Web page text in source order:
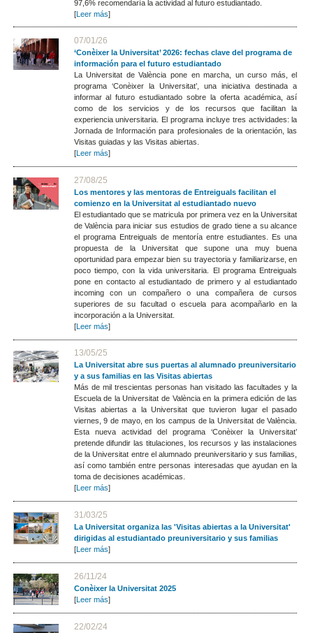
97,6% recomendaría la actividad al futuro estudiantado.
[Leer más]
07/01/26
‘Conèixer la Universitat’ 2026: fechas clave del programa de
información para el futuro estudiantado
La Universitat de València pone en marcha, un curso más, el
programa ‘Conèixer la Universitat’, una iniciativa destinada a
informar al futuro estudiantado sobre la oferta académica, así
como de los servicios y de los recursos que facilitan la
experiencia universitaria. El programa incluye tres actividades: la
Jornada de Información para profesionales de la orientación, las
Visitas guiadas y las Visitas abiertas.
[Leer más]
27/08/25
Los mentores y las mentoras de Entreiguals facilitan el
comienzo en la Universitat al estudiantado nuevo
El estudiantado que se matricula por primera vez en la Universitat
de València para iniciar sus estudios de grado tiene a su alcance
el programa Entreiguals de mentoría entre estudiantes. Es una
propuesta de la Universitat que supone una muy buena
oportunidad para empezar bien su trayectoria y familiarizarse, en
poco tiempo, con la vida universitaria. El programa Entreiguals
pone en contacto al estudiantado de primero y al estudiantado
incoming con un compañero o una compañera de cursos
superiores de su facultad o escuela para acompañarlo en la
incorporación a la Universitat.
[Leer más]
13/05/25
La Universitat abre sus puertas al alumnado preuniversitario
y a sus familias en las Visitas abiertas
Más de mil trescientas personas han visitado las facultades y la
Escuela de la Universitat de València en la primera edición de las
Visitas abiertas a la Universitat que tuvieron lugar el pasado
viernes, 9 de mayo, en los campus de la Universitat de València.
Esta nueva actividad del programa ‘Conèixer la Universitat’
pretende difundir las titulaciones, los recursos y las instalaciones
de la Universitat entre el alumnado preuniversitario y sus familias,
así como también entre personas interesadas que ayudan en la
toma de decisiones académicas.
[Leer más]
31/03/25
La Universitat organiza las 'Visitas abiertas a la Universitat'
dirigidas al estudiantado preuniversitario y sus familias
[Leer más]
26/11/24
Conèixer la Universitat 2025
[Leer más]
22/02/24